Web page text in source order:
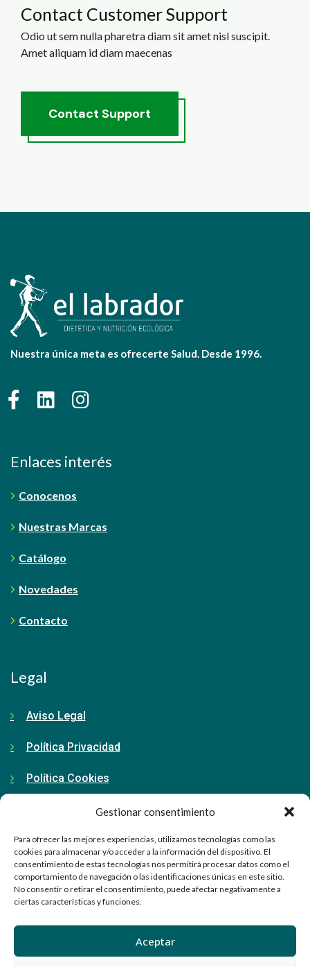
Gestionar consentimiento
Para ofrecer las mejores experiencias, utilizamos tecnologías como las
cookies para almacenar y/o acceder a la información del dispositivo. El
consentimiento de estas tecnologías nos permitirá procesar datos como el
comportamiento de navegación o las identificaciones únicas en este sitio.
No consentir o retirar el consentimiento, puede afectar negativamente a
ciertas características y funciones.
Aceptar
Contact Customer Support
Odio ut sem nulla pharetra diam sit amet nisl suscipit.
Amet aliquam id diam maecenas
Contact Support
Nuestra única meta es ofrecerte Salud. Desde 1996.
Enlaces interés
Conocenos
Nuestras Marcas
Catálogo
Novedades
Contacto
Legal
Aviso Legal
Política Privacidad
Política Cookies
Contacto
91 798 71 15
info@ellabrador.es